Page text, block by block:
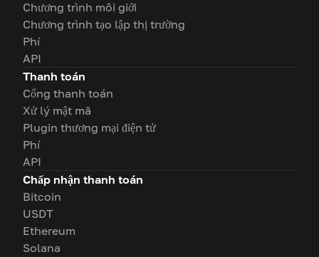
Chương trình môi giới
Chương trình tạo lập thị trường
Phí
API
Thanh toán
Cổng thanh toán
Xử lý mật mã
Plugin thương mại điện tử
Phí
API
Chấp nhận thanh toán
Bitcoin
USDT
Ethereum
Solana